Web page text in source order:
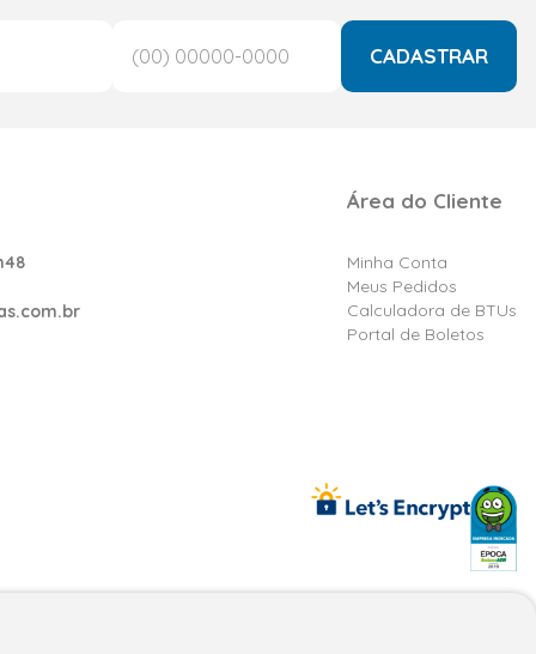
CADASTRAR
Área do Cliente
Minha Conta
Meus Pedidos
Calculadora de BTUs
Portal de Boletos
e condições exclusivos para fpatacado.com.br.